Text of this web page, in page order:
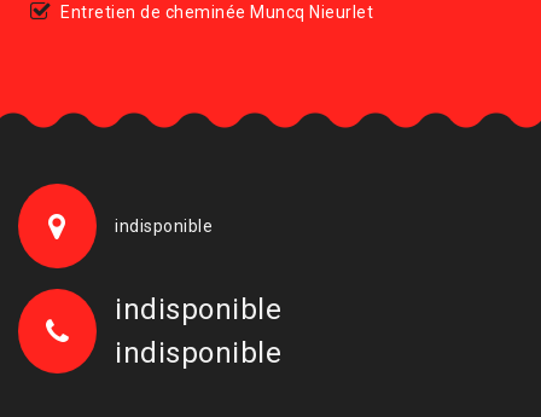
Entretien de cheminée Muncq Nieurlet
indisponible
indisponible
indisponible